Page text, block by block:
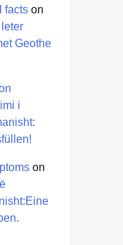
facts on
Geothe
i
on